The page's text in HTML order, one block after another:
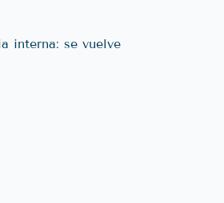
interna: se vuelve